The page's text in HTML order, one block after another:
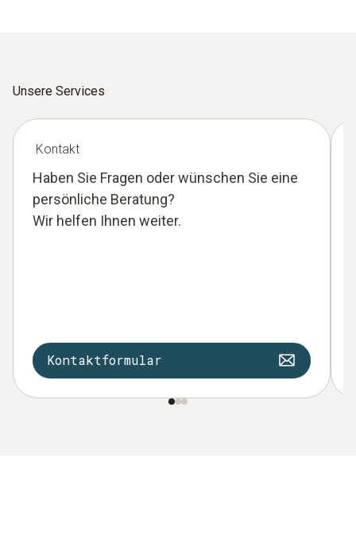
Unsere Services
Kontakt
Haben Sie Fragen oder wünschen Sie eine
persönliche Beratung?
Wir helfen Ihnen weiter.
Kontaktformular